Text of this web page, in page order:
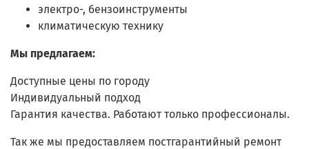
электро-, бензоинструменты
климатическую технику
Мы предлагаем:
Доступные цены по городу
Индивидуальный подход
Гарантия качества. Работают только профессионалы.
Так же мы предоставляем постгарантийный ремонт